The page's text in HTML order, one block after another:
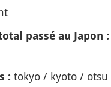
passé au Japon :
: tokyo / kyoto /